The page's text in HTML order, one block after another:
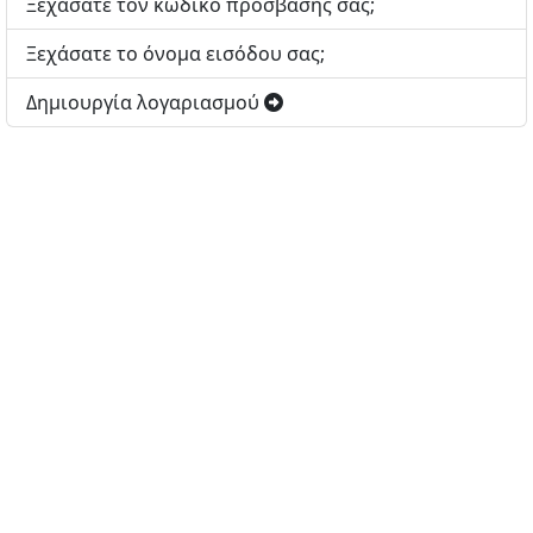
Ξεχάσατε το όνομα εισόδου σας;
Δημιουργία λογαριασμού